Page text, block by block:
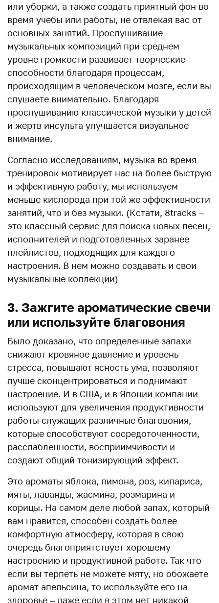
или уборки, а также создать приятный фон во
время учебы или работы, не отвлекая вас от
основных занятий. Прослушивание
музыкальных композиций при среднем
уровне громкости развивает творческие
способности благодаря процессам,
происходящим в человеческом мозге, если вы
слушаете внимательно. Благодаря
прослушиванию классической музыки у детей
и жертв инсульта улучшается визуальное
внимание.
Согласно исследованиям, музыка во время
тренировок мотивирует нас на более быструю
и эффективную работу, мы используем
меньше кислорода при той же эффективности
занятий, что и без музыки. (Кстати, 8tracks –
это классный сервис для поиска новых песен,
исполнителей и подготовленных заранее
плейлистов, подходящих для каждого
настроения. В нем можно создавать и свои
музыкальные коллекции)
3. Зажгите ароматические свечи
или используйте благовония
Было доказано, что определенные запахи
снижают кровяное давление и уровень
стресса, повышают ясность ума, позволяют
лучше сконцентрироваться и поднимают
настроение. И в США, и в Японии компании
используют для увеличения продуктивности
работы служащих различные благовония,
которые способствуют сосредоточенности,
расслабленности, восприимчивости и
создают общий тонизирующий эффект.
Это ароматы яблока, лимона, роз, кипариса,
мяты, лаванды, жасмина, розмарина и
корицы. На самом деле любой запах, который
вам нравится, способен создать более
комфортную атмосферу, которая в свою
очередь благоприятствует хорошему
настроению и продуктивной работе. Так что
если вы терпеть не можете мяту, но обожаете
аромат апельсина, то используйте его на
здоровье – даже если в этом нет никакой